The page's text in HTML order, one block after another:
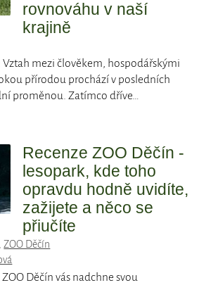
rovnováhu v naší
krajině
Vztah mezi člověkem, hospodářskými
přírodou prochází v posledních
proměnou. Zatímco dříve…
Recenze ZOO Děčín -
lesopark, kde toho
opravdu hodně uvidíte,
zažijete a něco se
přiučíte
ZOO Děčín
ZOO Děčín vás nadchne svou